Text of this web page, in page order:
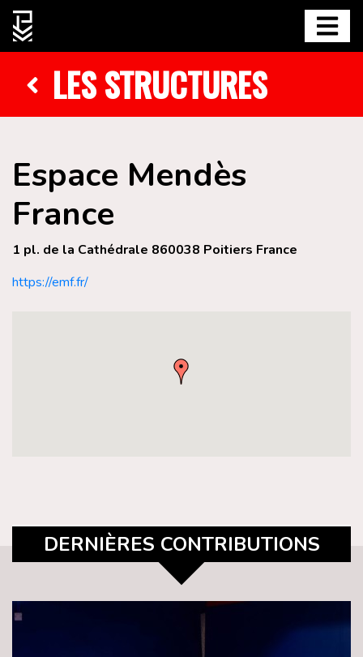
LES STRUCTURES
Espace Mendès
France
1 pl. de la Cathédrale 860038 Poitiers France
https://emf.fr/
DERNIÈRES CONTRIBUTIONS